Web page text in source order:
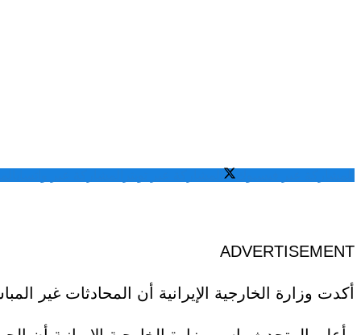
ADVERTISEMENT
أكدت وزارة الخارجية الإيرانية أن المحادثات غير